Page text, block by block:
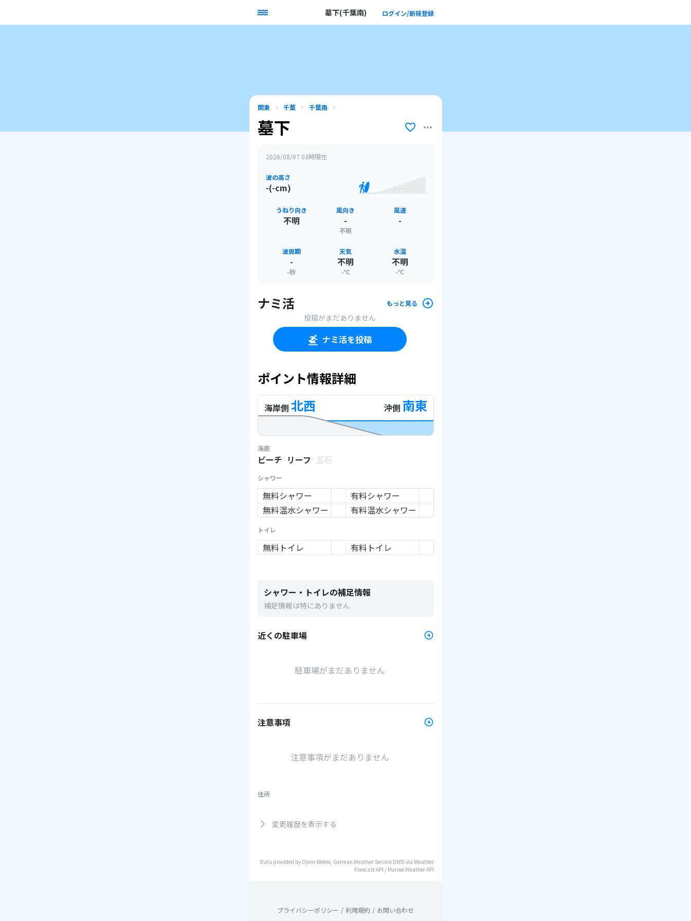
墓下(千葉南) ログイン/新規登録
関東 千葉 千葉南
墓下
2026/08/07 03時現在
波の高さ
-(-cm)
うねり向き
不明
風向き
-
不明
風速
-
波周期
-
-秒
天気
不明
-℃
水温
不明
-℃
ナミ活 もっと見る
投稿がまだありません
ナミ活を投稿
ポイント情報詳細
海岸側 北西 沖側 南東
海底
ビーチ リーフ 玉石
シャワー
無料シャワー
有料シャワー
無料温水シャワー
有料温水シャワー
トイレ
無料トイレ 有料トイレ
シャワー・トイレの補足情報
補足情報は特にありません
近くの駐車場
駐車場がまだありません
注意事項
注意事項がまだありません
住所
変更履歴を表示する
Data provided by Open-Meteo, German Weather Service DWD via Weather
Forecast API / Marine Weather API
プライバシーポリシー / 利用規約 / お問い合わせ